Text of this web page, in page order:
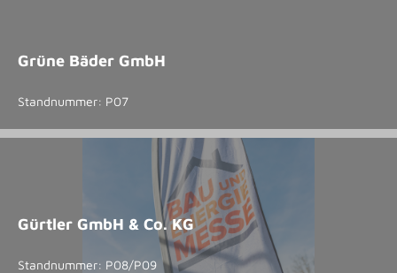
Grüne Bäder GmbH
Standnummer: P07
Gürtler GmbH & Co. KG
Standnummer: P08/P09